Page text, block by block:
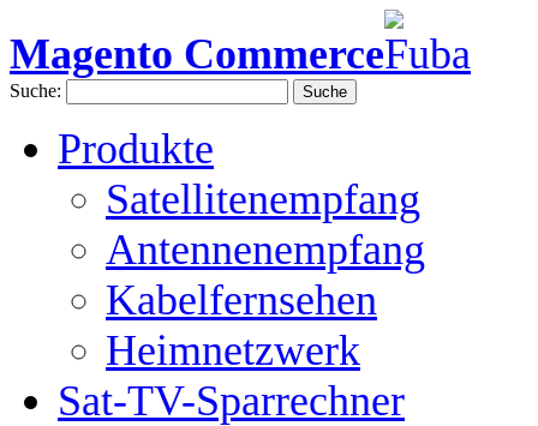
Magento Commerce
Suche: Suche
Produkte
Satellitenempfang
Antennenempfang
Kabelfernsehen
Heimnetzwerk
Sat-TV-Sparrechner